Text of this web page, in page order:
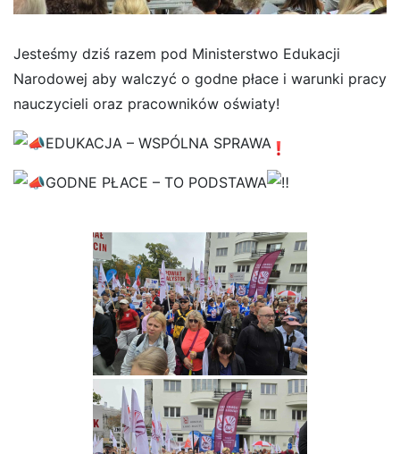
Jesteśmy dziś razem pod Ministerstwo Edukacji
Narodowej aby walczyć o godne płace i warunki pracy
nauczycieli oraz pracowników oświaty!
EDUKACJA – WSPÓLNA SPRAWA
GODNE PŁACE – TO PODSTAWA